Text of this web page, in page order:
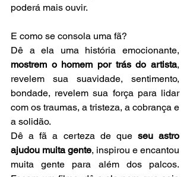
poderá mais ouvir.
E como se consola uma fã?
mostrem o homem por trás do artista,
revelem sua suavidade, sentimento,
bondade, revelem sua força para lidar
com os traumas, a tristeza, a cobrança e
a solidão.
Dê a fã a certeza de que seu astro
ajudou muita gente, inspirou e encantou
muita gente para além dos palcos.